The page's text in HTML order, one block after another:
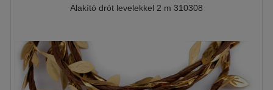
Alakító drót levelekkel 2 m 310308